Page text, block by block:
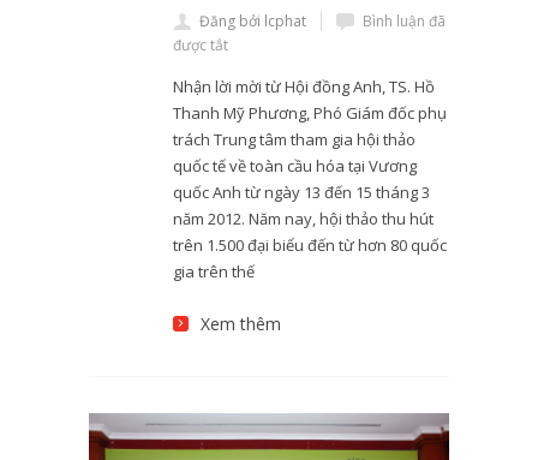
Đăng bởi lcphat
Bình luận đã
được tắt
Nhận lời mời từ Hội đồng Anh, TS. Hồ
Thanh Mỹ Phương, Phó Giám đốc phụ
trách Trung tâm tham gia hội thảo
quốc tế về toàn cầu hóa tại Vương
quốc Anh từ ngày 13 đến 15 tháng 3
năm 2012. Năm nay, hội thảo thu hút
trên 1.500 đại biểu đến từ hơn 80 quốc
gia trên thế
Xem thêm